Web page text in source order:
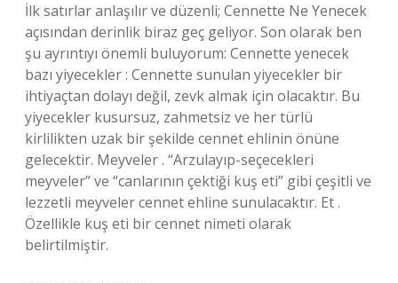
İlk satırlar anlaşılır ve düzenli; Cennette Ne Yenecek
açısından derinlik biraz geç geliyor. Son olarak ben
şu ayrıntıyı önemli buluyorum: Cennette yenecek
bazı yiyecekler : Cennette sunulan yiyecekler bir
ihtiyaçtan dolayı değil, zevk almak için olacaktır. Bu
yiyecekler kusursuz, zahmetsiz ve her türlü
kirlilikten uzak bir şekilde cennet ehlinin önüne
gelecektir. Meyveler . “Arzulayıp-seçecekleri
meyveler” ve “canlarının çektiği kuş eti” gibi çeşitli ve
lezzetli meyveler cennet ehline sunulacaktır. Et .
Özellikle kuş eti bir cennet nimeti olarak
belirtilmiştir.